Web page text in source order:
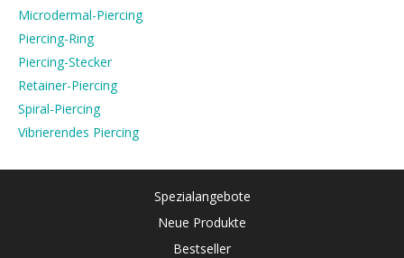
Microdermal-Piercing
Piercing-Ring
Piercing-Stecker
Retainer-Piercing
Spiral-Piercing
Vibrierendes Piercing
Spezialangebote
Neue Produkte
Bestseller